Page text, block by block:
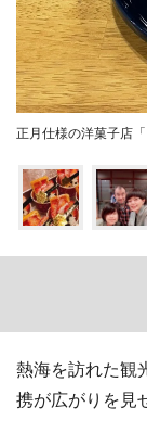
正月仕様の洋菓子店
熱海を訪れた観
携が広がりを見